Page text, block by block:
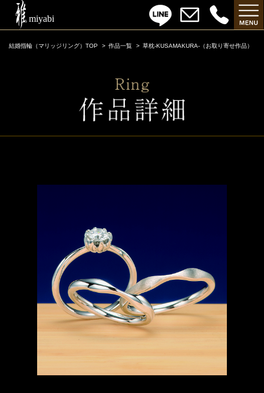
結婚指輪（マリッジリング）TOP 作品一覧 草枕-KUSAMAKURA-（お取り寄せ作品）